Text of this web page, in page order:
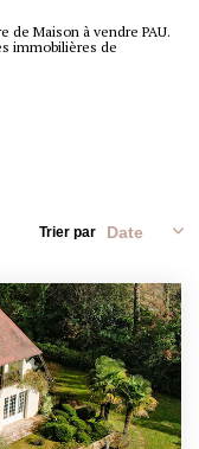
Maison à vendre PAU.
immobilières de
Trier par